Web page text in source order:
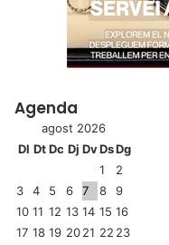
Agenda
agost 2026
Dl DtDc Dj DvDsDg
1
2
3
4 5 6 7 8
9
10 11 12 13 14 15 16
17 18 19 2021 22 23